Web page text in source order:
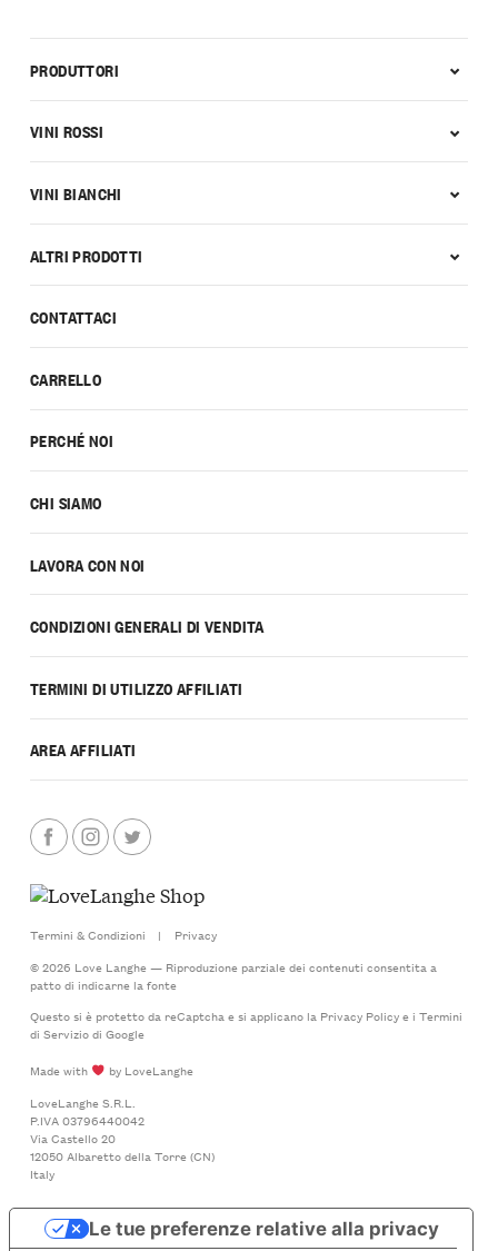
CONTATTACI
CARRELLO
PERCHÉ NOI
CHI SIAMO
LAVORA CON NOI
CONDIZIONI GENERALI DI VENDITA
TERMINI DI UTILIZZO AFFILIATI
AREA AFFILIATI
PRODUTTORI
VINI ROSSI
VINI BIANCHI
ALTRI PRODOTTI
Termini & Condizioni |
Privacy
© 2026 Love Langhe — Riproduzione parziale dei contenuti consentita a
patto di indicarne la fonte
Questo si è protetto da reCaptcha e si applicano la Privacy Policye i Termini
di Serviziodi Google
Made with
by LoveLanghe
LoveLanghe S.R.L.
P.IVA 03796440042
Via Castello 20
12050 Albaretto della Torre (CN)
Italy
Le tue preferenze relative alla privacy